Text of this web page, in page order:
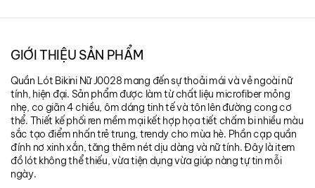
GIỚI THIỆU SẢN PHẨM
Quần Lót Bikini Nữ J0028 mang đến sự thoải mái và vẻ ngoài nữ
tính, hiện đại. Sản phẩm được làm từ chất liệu microfiber mỏng
nhẹ, co giãn 4 chiều, ôm dáng tinh tế và tôn lên đường cong cơ
thể. Thiết kế phối ren mềm mại kết hợp họa tiết chấm bi nhiều màu
sắc tạo điểm nhấn trẻ trung, trendy cho mùa hè. Phần cạp quần
đính nơ xinh xắn, tăng thêm nét dịu dàng và nữ tính. Đây là item
đồ lót không thể thiếu, vừa tiện dụng vừa giúp nàng tự tin mỗi
ngày.